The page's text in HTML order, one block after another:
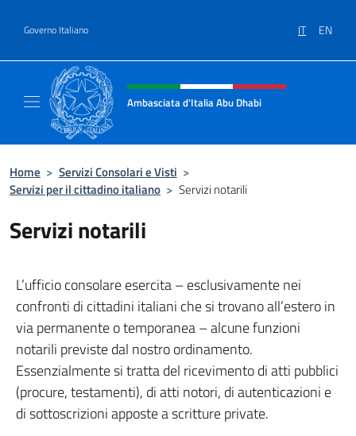
Governo Italiano IT EN
Intestazione sito, social e menù
Ambasciata d'Italia Abu Dhabi
Home > Servizi Consolari e Visti >
Servizi per il cittadino italiano > Servizi notarili
Servizi notarili
L’ufficio consolare esercita – esclusivamente nei
confronti di cittadini italiani che si trovano all’estero in
via permanente o temporanea – alcune funzioni
notarili previste dal nostro ordinamento.
Essenzialmente si tratta del ricevimento di atti pubblici
(procure, testamenti), di atti notori, di autenticazioni e
di sottoscrizioni apposte a scritture private.